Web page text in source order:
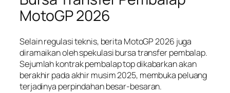
MotoGP 2026
Selain regulasi teknis, berita MotoGP 2026 juga
diramaikan oleh spekulasi bursa transfer pembalap.
Sejumlah kontrak pembalap top dikabarkan akan
berakhir pada akhir musim 2025, membuka peluang
terjadinya perpindahan besar-besaran.